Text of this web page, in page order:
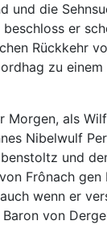
und die
beschloss er
Rückkehr
zu einem
Morgen, als
Nibelwulf
und
Frônach
wenn er
von